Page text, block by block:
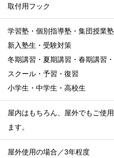
取付用フック
学習塾・個別指導塾・集団授業塾
新入塾生・受験対策
冬期講習・夏期講習・春期講習
スクール・予習・復習
小学生・中学生・高校生
屋内はもちろん、屋外でもご使
ます。
屋外使用の場合／3年程度